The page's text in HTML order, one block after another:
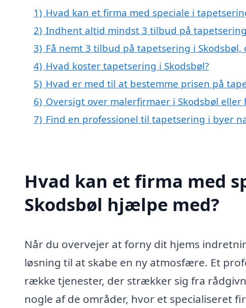
1) Hvad kan et firma med speciale i
2) Indhent altid mindst 3 tilbud på
3) Få nemt 3 tilbud på tapetsering i
4) Hvad koster tapetsering i Skodsbøl?
5) Hvad er med til at bestemme prisen på
6) Oversigt over malerfirmaer i Skodsbøl
7) Find en professionel til tapetsering i byer
Hvad kan et firma med
Skodsbøl hjælpe med?
Når du overvejer at forny dit hjems
løsning til at skabe en ny atmosfære. Et
række tjenester, der strækker sig fra
nogle af de områder, hvor et specialiseret